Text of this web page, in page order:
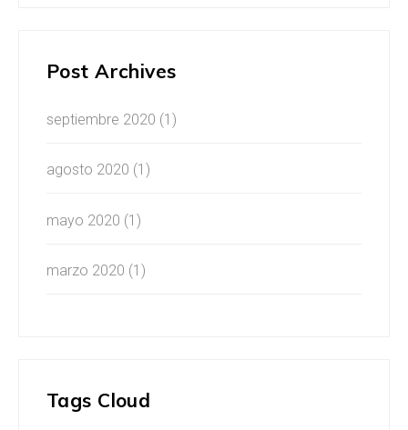
Post Archives
septiembre 2020 (1)
agosto 2020 (1)
mayo 2020 (1)
marzo 2020 (1)
Tags Cloud